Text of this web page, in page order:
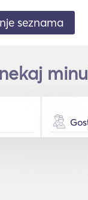
seznama